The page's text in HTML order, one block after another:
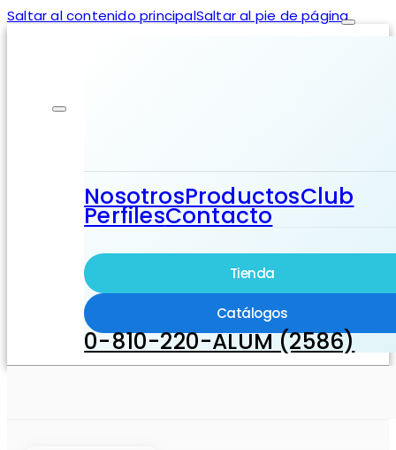
Saltar al contenido principalSaltar al pie de página
NosotrosProductosClub
PerfilesContacto
Tienda
Catálogos
0-810-220-ALUM (2586)